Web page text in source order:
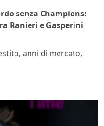
senza Champions:
Ranieri e Gasperini
anni di mercato,